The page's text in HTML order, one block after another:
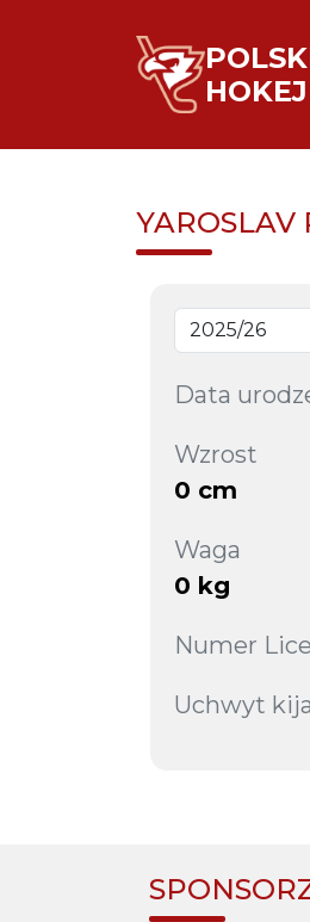
HOKEJ
YAROSLAV
Data
Wzrost
0 cm
Waga
0 kg
Numer
Uchwyt kija